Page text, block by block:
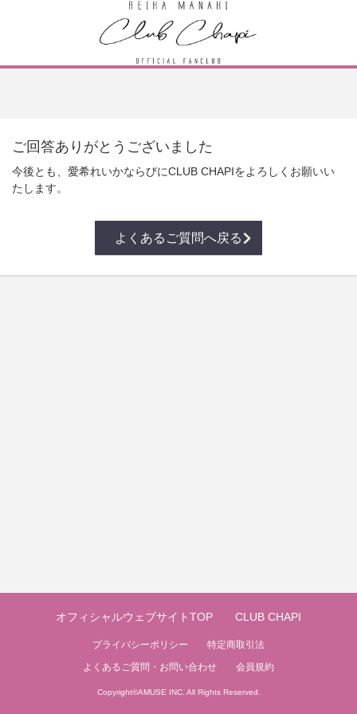
ご回答ありがとうございました
今後とも、愛希れいかならびにCLUB CHAPIをよろしくお願いい
たします。
よくあるご質問へ戻る
オフィシャルウェブサイトTOP CLUB CHAPI
プライバシーポリシー
特定商取引法
よくあるご質問・お問い合わせ
会員規約
Copyright©AMUSE INC. All Rights Reserved.